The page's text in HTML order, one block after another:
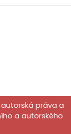
autorská práva a
a autorského